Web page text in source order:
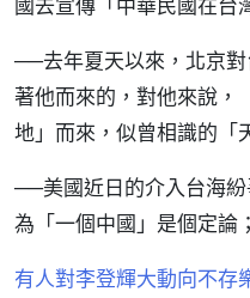
──去年夏天以來，北京
著他而來的，對他來說，
地」而來，似曾相識的「
──美國近日的介入台海
為「一個中國」是個定論
有人對李登輝大動向不存